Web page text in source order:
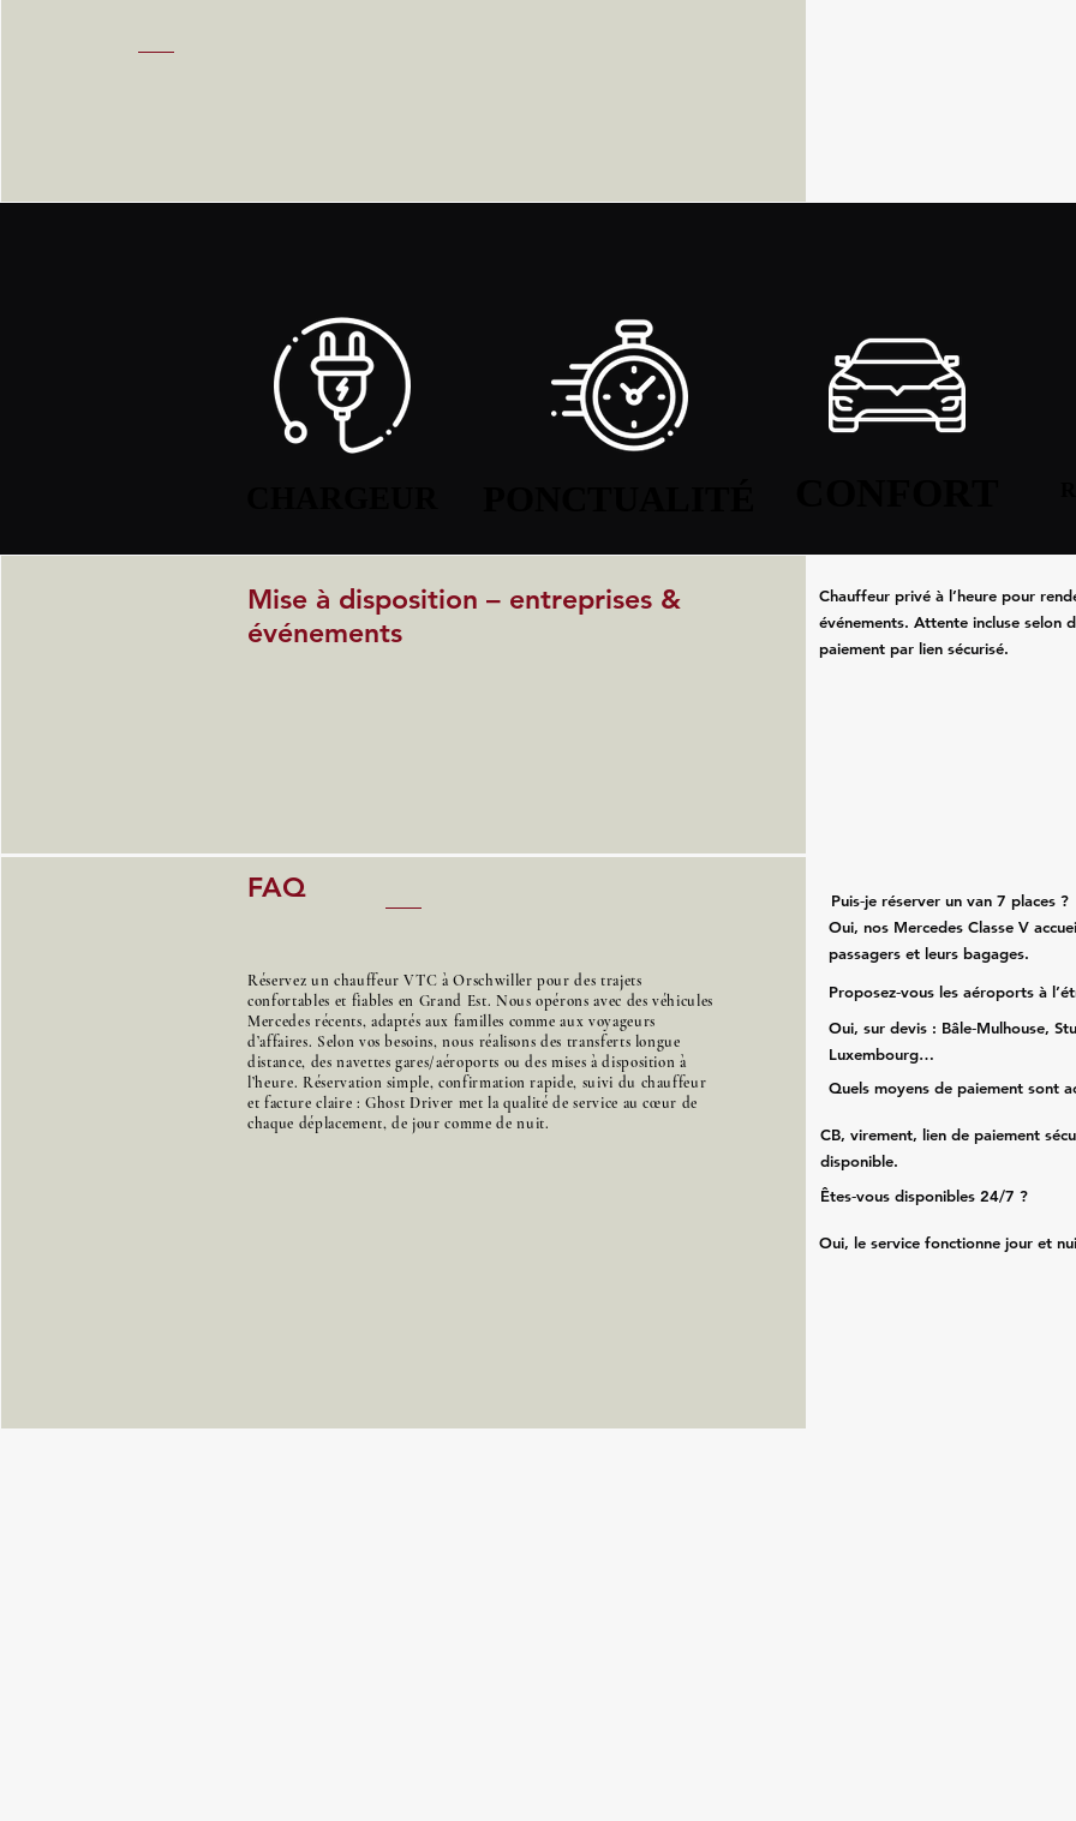
Mise à disposition – entreprises &
événements
Chauffeur privé à l’heure pour
événements. Attente incluse selon
paiement par lien sécurisé.
FAQ
Réservez un chauffeur VTC à Orschwiller pour des trajets
confortables et fiables en Grand Est. Nous opérons avec des véhicules
Mercedes récents, adaptés aux familles comme aux voyageurs
d’affaires. Selon vos besoins, nous réalisons des transferts longue
distance, des navettes gares/aéroports ou des mises à disposition à
l’heure. Réservation simple, confirmation rapide, suivi du chauffeur
et facture claire : Ghost Driver met la qualité de service au cœur de
chaque déplacement, de jour comme de nuit.
Puis‑je réserver un van 7 places ?
Oui, nos Mercedes Classe V
passagers et leurs bagages.
Proposez‑vous les aéroports à
Oui, sur devis : Bâle‑Mulhouse,
Luxembourg…
Quels moyens de paiement sont
CB, virement, lien de paiement
disponible.
Êtes‑vous disponibles 24/7 ?
Oui, le service fonctionne jour et